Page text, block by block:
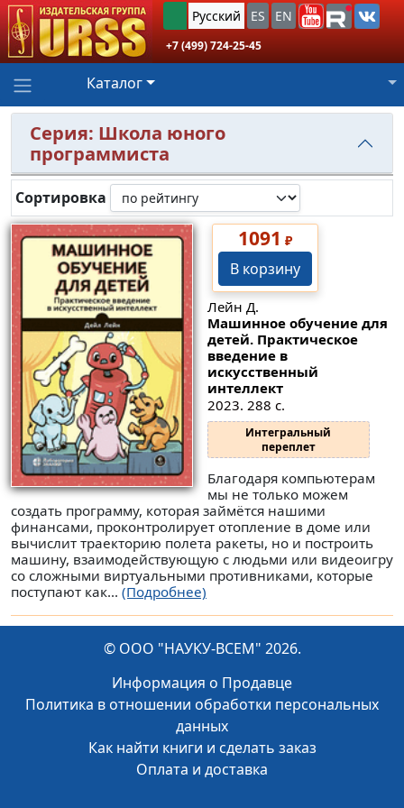
Русский ES EN
+7 (499) 724-25-45
Каталог
Серия: Школа юного
программиста
Сортировка
1091 ₽
В корзину
Лейн Д.
Машинное обучение для
детей. Практическое
введение в
искусственный
интеллект
2023. 288 с.
Интегральный
переплет
Благодаря компьютерам
мы не только можем
создать программу, которая займётся нашими
финансами, проконтролирует отопление в доме или
вычислит траекторию полета ракеты, но и построить
машину, взаимодействующую с людьми или видеоигру
со сложными виртуальными противниками, которые
поступают как... (Подробнее)
© ООО "НАУКУ-ВСЕМ" 2026.
Информация о Продавце
Политика в отношении обработки персональных
данных
Как найти книги и сделать заказ
Оплата и доставка